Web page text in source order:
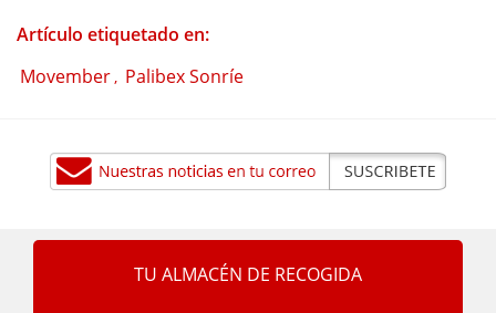
Artículo etiquetado en:
Movember, Palibex Sonríe
TU ALMACÉN DE RECOGIDA